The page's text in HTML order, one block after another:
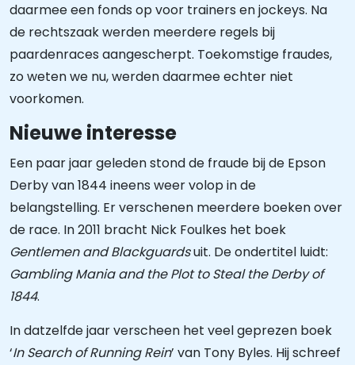
daarmee een fonds op voor trainers en jockeys. Na
de rechtszaak werden meerdere regels bij
paardenraces aangescherpt. Toekomstige fraudes,
zo weten we nu, werden daarmee echter niet
voorkomen.
Nieuwe interesse
Een paar jaar geleden stond de fraude bij de Epson
Derby van 1844 ineens weer volop in de
belangstelling. Er verschenen meerdere boeken over
de race. In 2011 bracht Nick Foulkes het boek
Gentlemen and Blackguardsuit. De ondertitel luidt:
Gambling Mania and the Plot to Steal the Derby of
1844.
In datzelfde jaar verscheen het veel geprezen boek
‘In Search of Running Rein’ van Tony Byles. Hij schreef